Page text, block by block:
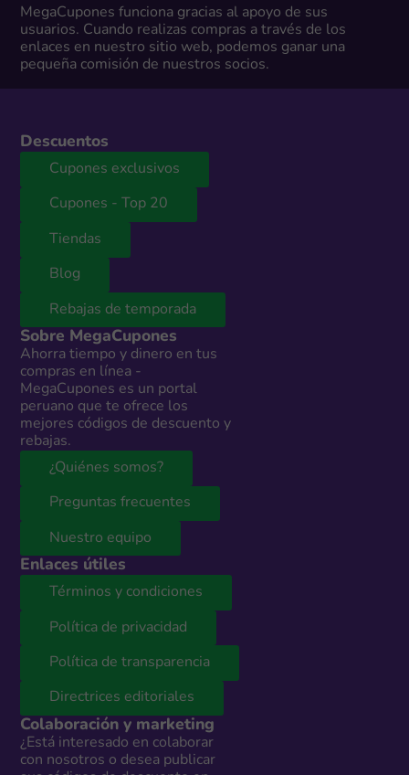
MegaCupones funciona gracias al apoyo de sus
usuarios. Cuando realizas compras a través de los
enlaces en nuestro sitio web, podemos ganar una
pequeña comisión de nuestros socios.
Descuentos
Cupones exclusivos
Cupones - Top 20
Tiendas
Blog
Rebajas de temporada
Sobre MegaCupones
Ahorra tiempo y dinero en tus
compras en línea -
MegaCupones es un portal
peruano que te ofrece los
mejores códigos de descuento y
rebajas.
¿Quiénes somos?
Preguntas frecuentes
Nuestro equipo
Enlaces útiles
Términos y condiciones
Política de privacidad
Política de transparencia
Directrices editoriales
Colaboración y marketing
¿Está interesado en colaborar
con nosotros o desea publicar